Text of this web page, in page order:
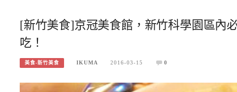
[新竹美食]京冠美食館，新竹科學園區內
吃！
美食-新竹美食 IKUMA 2016-03-15 0